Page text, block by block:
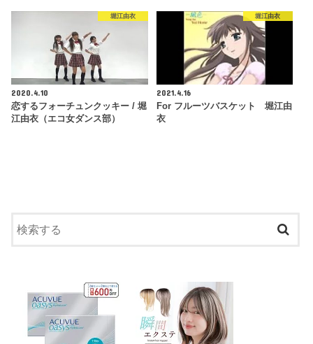
堀江由衣
2020.4.10
恋するフォーチュンクッキー / 堀
江由衣（エコ女ダンス部）
堀江由衣
2021.4.16
For フルーツバスケット 堀江由
衣